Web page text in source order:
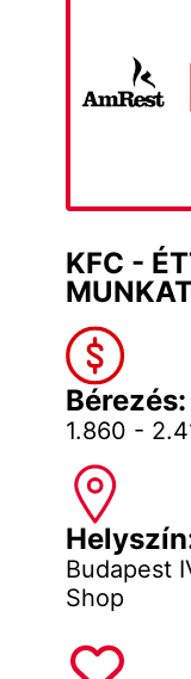
KFC -
Bérezés:
1.860 -
Budapest
Shop